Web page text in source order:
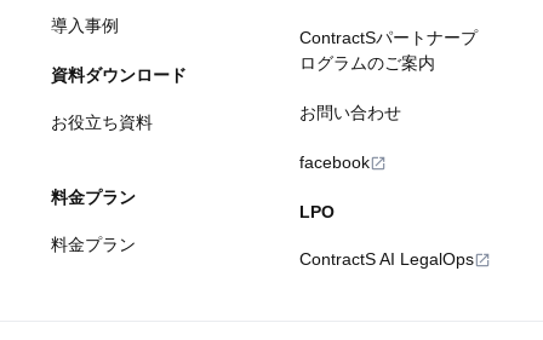
導入事例
資料ダウンロード
お役立ち資料
料金プラン
料金プラン
ContractSパートナープ
ログラムのご案内
お問い合わせ
facebook
LPO
ContractS AI LegalOps